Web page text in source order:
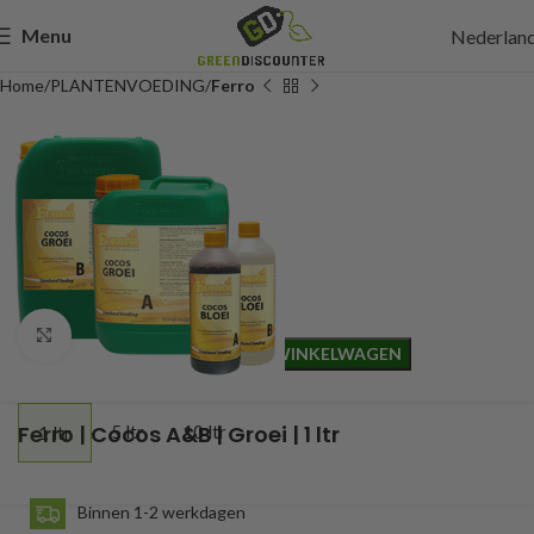
Menu
Home PLANTENVOEDING Ferro
Click to enlarge
Ferro | Cocos A&B | Groei | 1 ltr
11,25
Incl. btw
TOEVOEGEN AAN WINKELWAGEN
1 ltr 5 ltr 10 ltr
Binnen 1-2 werkdagen